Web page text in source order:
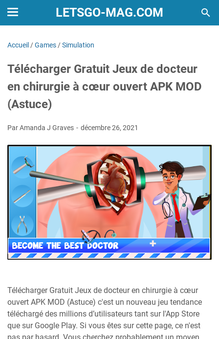
LETSGO-MAG.COM
Accueil /Games /Simulation
Télécharger Gratuit Jeux de docteur
en chirurgie à cœur ouvert APK MOD
(Astuce)
Par Amanda J Graves décembre 26, 2021
Télécharger Gratuit Jeux de docteur en chirurgie à cœur
ouvert APK MOD (Astuce) c'est un nouveau jeu tendance
téléchargé des millions d’utilisateurs tant sur l'App Store
que sur Google Play. Si vous êtes sur cette page, ce n'est